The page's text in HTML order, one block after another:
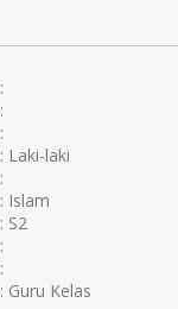
:
:
:
: Laki-laki
:
: Islam
: S2
:
:
: Guru Kelas